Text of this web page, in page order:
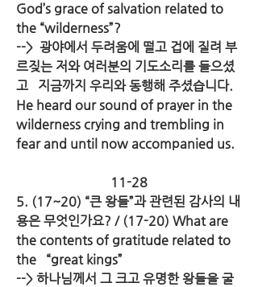
God’s grace of salvation related to
the “wilderness”?
-->  광야에서 두려움에 떨고 겁에 질려 부
르짖는 저와 여러분의 기도소리를 들으셨
고   지금까지 우리와 동행해 주셨습니다.
He heard our sound of prayer in the
wilderness crying and trembling in
fear and until now accompanied us.
11-28
5. (17~20) “큰 왕들”과 관련된 감사의 내
용은 무엇인가요? / (17-20) What are
the contents of gratitude related to
the   “great kings”
--> 하나님께서 그 크고 유명한 왕들을 굴